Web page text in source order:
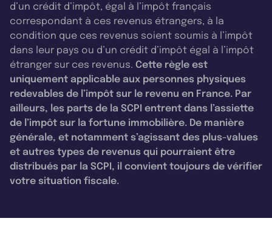
d’un crédit d’impôt, égal à l’impôt français
correspondant à ces revenus étrangers, à la
condition que ces revenus soient soumis à l’impôt
dans leur pays ou d’un crédit d’impôt égal à l’impôt
étranger sur ces revenus. Cette règle est
uniquement applicable aux personnes physiques
redevables de l’impôt sur le revenu en France. Par
ailleurs, les parts de la SCPI entrent dans l’assiette
de l’impôt sur la fortune immobilière. De manière
générale, et notamment s’agissant des plus-values
et autres types de revenus qui pourraient être
distribués par la SCPI, il convient toujours de vérifier
votre situation fiscale.